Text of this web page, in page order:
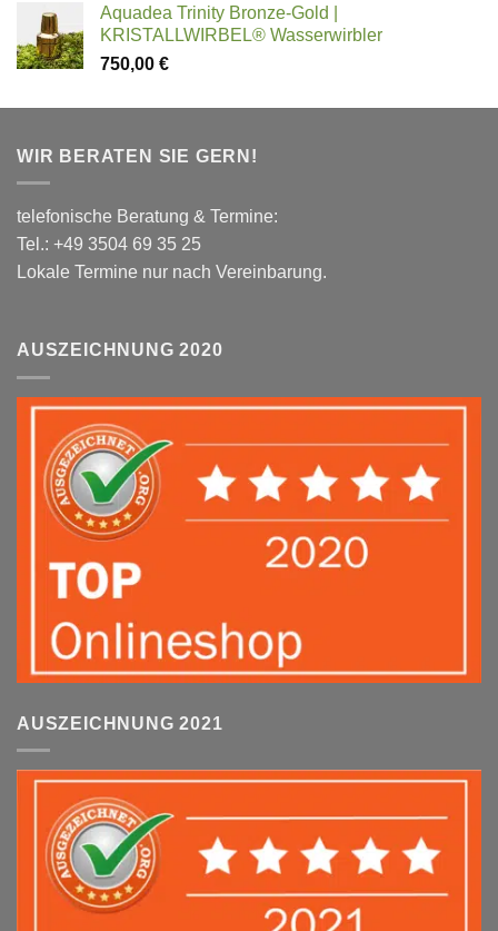
Aquadea Trinity Bronze-Gold |
KRISTALLWIRBEL® Wasserwirbler
750,00 €
WIR BERATEN SIE GERN!
telefonische Beratung & Termine:
Tel.: +49 3504 69 35 25
Lokale Termine nur nach Vereinbarung.
AUSZEICHNUNG 2020
AUSZEICHNUNG 2021